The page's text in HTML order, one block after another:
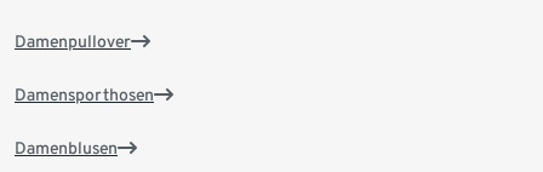
Damenpullover
Damensporthosen
Damenblusen